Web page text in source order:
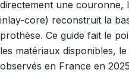
directement une couronne,
inlay-core) reconstruit la
prothèse. Ce guide fait le
les matériaux disponibles,
observés en France en